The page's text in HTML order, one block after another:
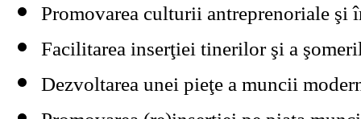
Promovarea culturii antreprenoriale
Facilitarea inserţiei tinerilor şi a
Dezvoltarea unei pieţe a muncii